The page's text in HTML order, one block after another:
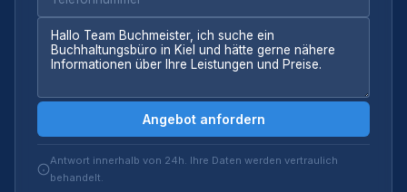
Angebot anfordern
Antwort innerhalb von 24h. Ihre Daten werden vertraulich
behandelt.